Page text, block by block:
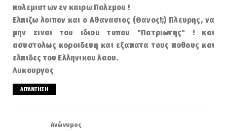
πολεμιστων εν καιρω Πολεμου !
Ελπιζω λοιπον και ο Αθανασιος (Θανος!;) Πλευρης, να
μην ειναι του ιδιου τυπου "Πατριωτης" ! και
ασυστολως κοροιδευη και εξαπατα τους ποθους και
ελπιδες του Ελληνικου λαου.
Λυκουργος
ΑΠΆΝΤΗΣΗ
Ανώνυμος